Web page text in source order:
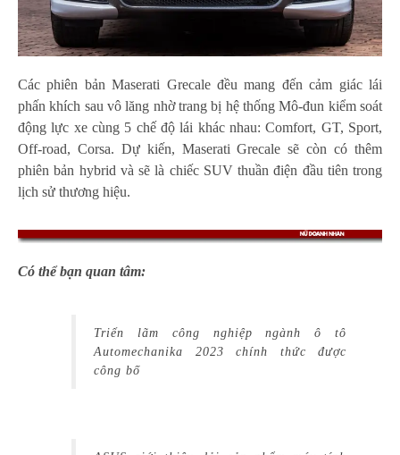
Các phiên bản Maserati Grecale đều mang đến cảm giác lái
phấn khích sau vô lăng nhờ trang bị hệ thống Mô-đun kiểm soát
động lực xe cùng 5 chế độ lái khác nhau: Comfort, GT, Sport,
Off-road, Corsa. Dự kiến, Maserati Grecale sẽ còn có thêm
phiên bản hybrid và sẽ là chiếc SUV thuần điện đầu tiên trong
lịch sử thương hiệu.
Có thể bạn quan tâm:
Triển lãm công nghiệp ngành ô tô
Automechanika 2023 chính thức được
công bố